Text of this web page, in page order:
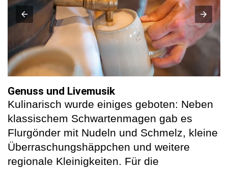
Genuss und Livemusik
Kulinarisch wurde einiges geboten: Neben
klassischem Schwartenmagen gab es
Flurgönder mit Nudeln und Schmelz, kleine
Überraschungshäppchen und weitere
regionale Kleinigkeiten. Für die